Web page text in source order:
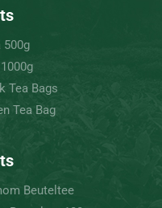
500g
Tea Bags
Tea Bag
Beuteltee